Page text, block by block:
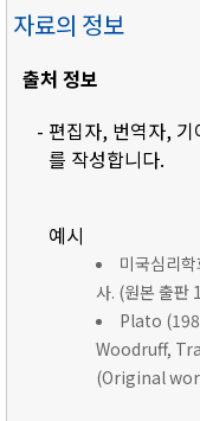
자료의 정보
출처 정보
- 편집자, 번역자,
를 작성합니다.
예시
미국심리
사. (원본 출판
Plato
Woodruff,
(Original